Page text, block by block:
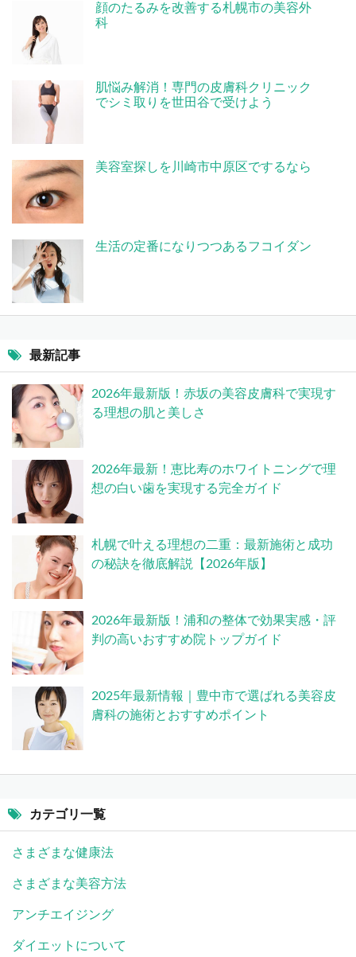
顔のたるみを改善する札幌市の美容外
科
肌悩み解消！専門の皮膚科クリニック
でシミ取りを世田谷で受けよう
美容室探しを川崎市中原区でするなら
生活の定番になりつつあるフコイダン
最新記事
2026年最新版！赤坂の美容皮膚科で実現す
る理想の肌と美しさ
2026年最新！恵比寿のホワイトニングで理
想の白い歯を実現する完全ガイド
札幌で叶える理想の二重：最新施術と成功
の秘訣を徹底解説【2026年版】
2026年最新版！浦和の整体で効果実感・評
判の高いおすすめ院トップガイド
2025年最新情報｜豊中市で選ばれる美容皮
膚科の施術とおすすめポイント
カテゴリ一覧
さまざまな健康法
さまざまな美容方法
アンチエイジング
ダイエットについて